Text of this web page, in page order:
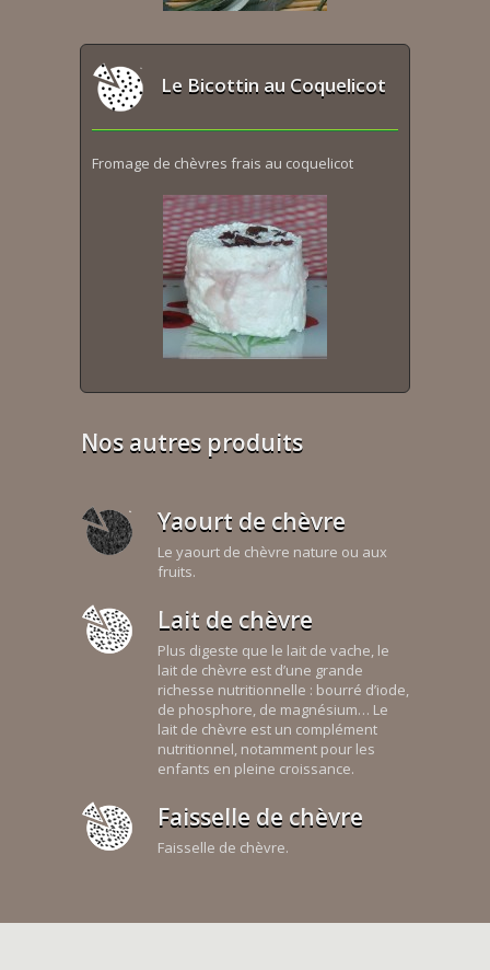
Le Bicottin au Coquelicot
Fromage de chèvres frais au coquelicot
Nos autres produits
Yaourt de chèvre
Le yaourt de chèvre nature ou aux
fruits.
Lait de chèvre
Plus digeste que le lait de vache, le
lait de chèvre est d’une grande
richesse nutritionnelle : bourré d’iode,
de phosphore, de magnésium… Le
lait de chèvre est un complément
nutritionnel, notamment pour les
enfants en pleine croissance.
Faisselle de chèvre
Faisselle de chèvre.